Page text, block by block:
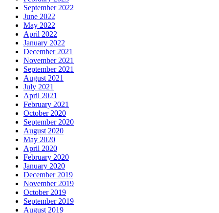
September 2022
June 2022
May 2022
April 2022
January 2022
December 2021
November 2021
September 2021
August 2021
July 2021
April 2021
February 2021
October 2020
September 2020
August 2020
May 2020
April 2020
February 2020
January 2020
December 2019
November 2019
October 2019
September 2019
August 2019